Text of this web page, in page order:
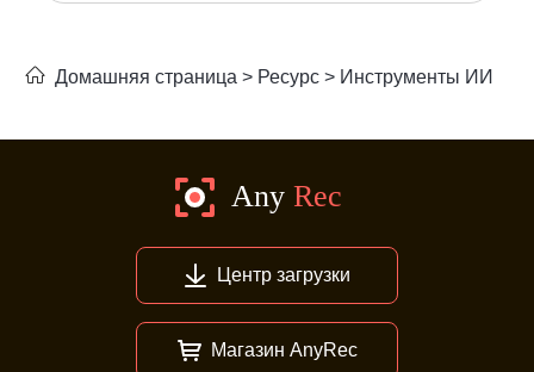
Домашняя страница > Ресурс > Инструменты ИИ
Центр загрузки
Магазин AnyRec